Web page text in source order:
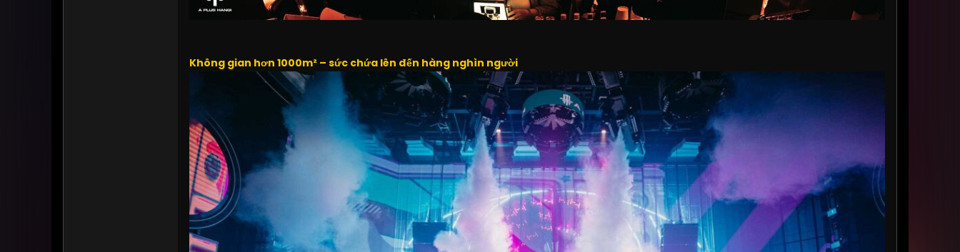
Không gian hơn 1000m² – sức chứa lên đến hàng nghìn người